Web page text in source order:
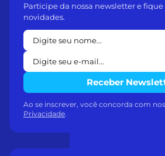
Participe da nossa newsletter e
novidades.
Receber
Ao se inscrever, você concorda com
Privacidade